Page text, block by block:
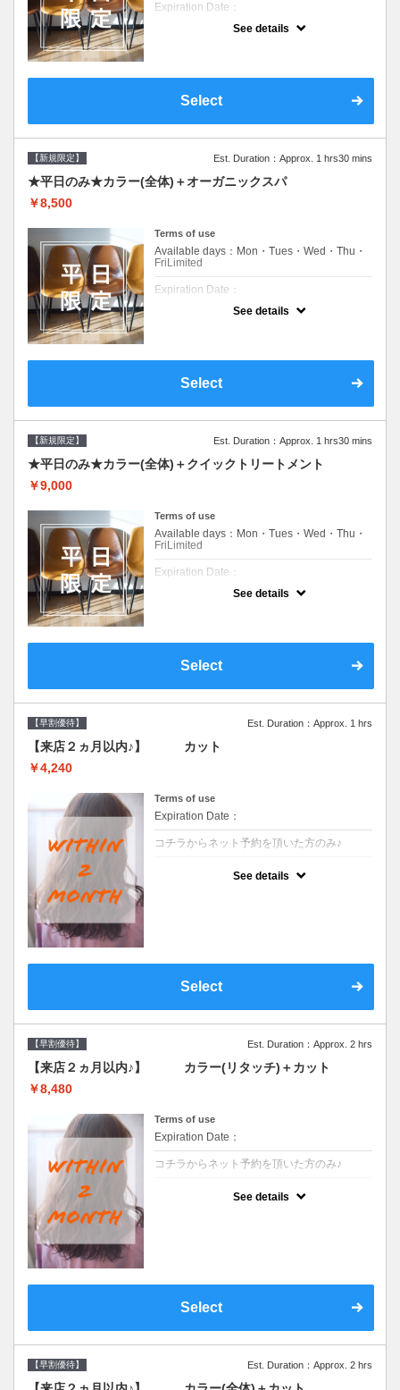
Expiration Date：
新規限定の平日のみのクーポンです★
平日クーポン●シャンプーブロー込●ロング料
提案させて頂きます●選べるシャンプー付き●
See details
Select
【新規限定】 Est. Duration：Approx. 1 hrs30 mins
★平日のみ★カラー(全体)＋オーガニックスパ
￥8,500
Terms of use
Available days：Mon・Tues・Wed・Thu・
FriLimited
Expiration Date：
新規限定の平日のみのクーポンです★
平日クーポン●シャンプーブロー込●ロング料
提案させて頂きます●選べるシャンプー付き●
See details
Select
【新規限定】 Est. Duration：Approx. 1 hrs30 mins
★平日のみ★カラー(全体)＋クイックトリートメント
￥9,000
Terms of use
Available days：Mon・Tues・Wed・Thu・
FriLimited
Expiration Date：
新規限定の平日のみのクーポンです★
平日クーポン●シャンプーブロー込●ロング料
提案させて頂きます●選べるシャンプー付き●
See details
Select
【早割優待】 Est. Duration：Approx. 1 hrs
【来店２ヵ月以内♪】 カット
￥4,240
Terms of use
Expiration Date：
コチラからネット予約を頂いた方のみ♪
See details
Select
【早割優待】 Est. Duration：Approx. 2 hrs
【来店２ヵ月以内♪】 カラー(リタッチ)＋カット
￥8,480
Terms of use
Expiration Date：
コチラからネット予約を頂いた方のみ♪
See details
Select
【早割優待】 Est. Duration：Approx. 2 hrs